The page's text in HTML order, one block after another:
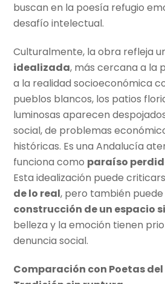
buscan en la poesía refugio
desafío intelectual.
Culturalmente, la obra refleja
idealizada, más cercana a la
a la realidad socioeconómica
pueblos blancos, los patios
luminosas aparecen
social, de problemas
históricas. Es una Andalucía
funciona como paraíso
Esta idealización puede
de lo real, pero también
construcción de un espacio
belleza y la emoción tienen
denuncia social.
Comparación con Poetas del